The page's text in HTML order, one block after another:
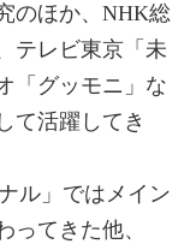
のほか、NHK総
テレビ東京「未
「グッモニ」な
て活躍してき
ル」ではメイン
ってきた他、